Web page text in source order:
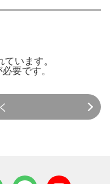
います。
必要です。